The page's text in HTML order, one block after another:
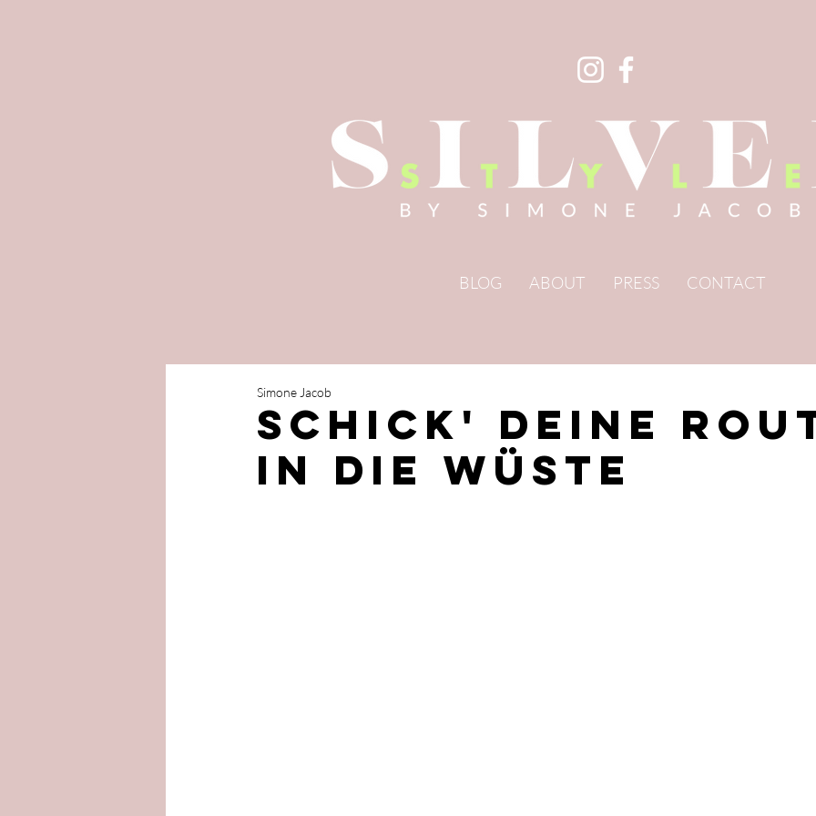
BLOG ABOUT PRESS CONTACT
Schick' Deine
in die Wüste
Simone Jacob